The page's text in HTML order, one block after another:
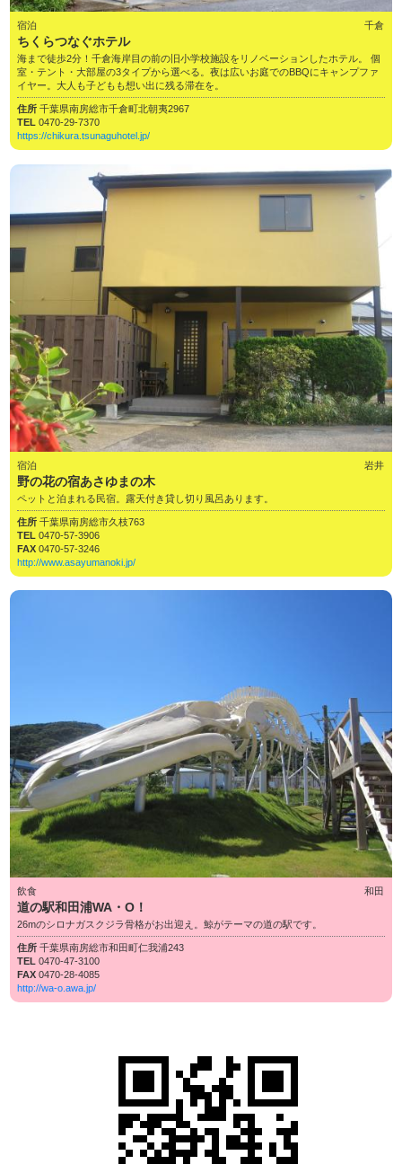
宿泊 千倉
ちくらつなぐホテル
海まで徒歩2分！千倉海岸目の前の旧小学校施設をリノベーションしたホテル。 個
室・テント・大部屋の3タイプから選べる。夜は広いお庭でのBBQにキャンプファ
イヤー。大人も子どもも想い出に残る滞在を。
住所千葉県南房総市千倉町北朝夷2967
TEL0470-29-7370
https://chikura.tsunaguhotel.jp/
宿泊 岩井
野の花の宿あさゆまの木
ペットと泊まれる民宿。露天付き貸し切り風呂あります。
住所千葉県南房総市久枝763
TEL0470-57-3906
FAX0470-57-3246
http://www.asayumanoki.jp/
飲食 和田
道の駅和田浦WA・O！
26mのシロナガスクジラ骨格がお出迎え。鯨がテーマの道の駅です。
住所千葉県南房総市和田町仁我浦243
TEL0470-47-3100
FAX0470-28-4085
http://wa-o.awa.jp/